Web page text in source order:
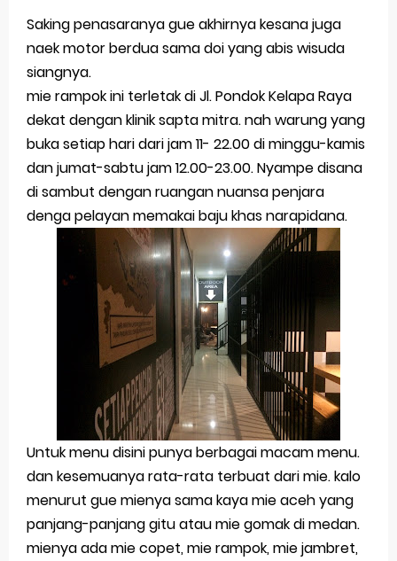
Review Vivo V70: Smartphone Stylish dengan
Performa Seimbang di Kelasnya
Merek Dagang dan Pertumbuhan Usaha
Merek Dagang dalam Strategi Bisnis
Merek Dagang dalam Perusahaan Besar
Merek Dagang dan Investasi
Dampak Merek Dagang pada Persaingan
Trademark as a Business Asset
Global Trademark Protection System
Brand Adaptation Across Different Countries
Vivo v70 series: mid-range rasa flagship dengan
kamera zeiss & baterai jumbo
Apple Watch Series 10 vs Samsung Galaxy Watch 7
Review Lengkap 2026
Review Lengkap Amazfit Balance 2
Saking penasaranya gue akhirnya kesana juga
naek motor berdua sama doi yang abis wisuda
siangnya.
mie rampok ini terletak di Jl. Pondok Kelapa Raya
dekat dengan klinik sapta mitra. nah warung yang
buka setiap hari dari jam 11- 22.00 di minggu-kamis
dan jumat-sabtu jam 12.00-23.00. Nyampe disana
di sambut dengan ruangan nuansa penjara
denga pelayan memakai baju khas narapidana.
Untuk menu disini punya berbagai macam menu.
dan kesemuanya rata-rata terbuat dari mie. kalo
menurut gue mienya sama kaya mie aceh yang
panjang-panjang gitu atau mie gomak di medan.
mienya ada mie copet, mie rampok, mie jambret,